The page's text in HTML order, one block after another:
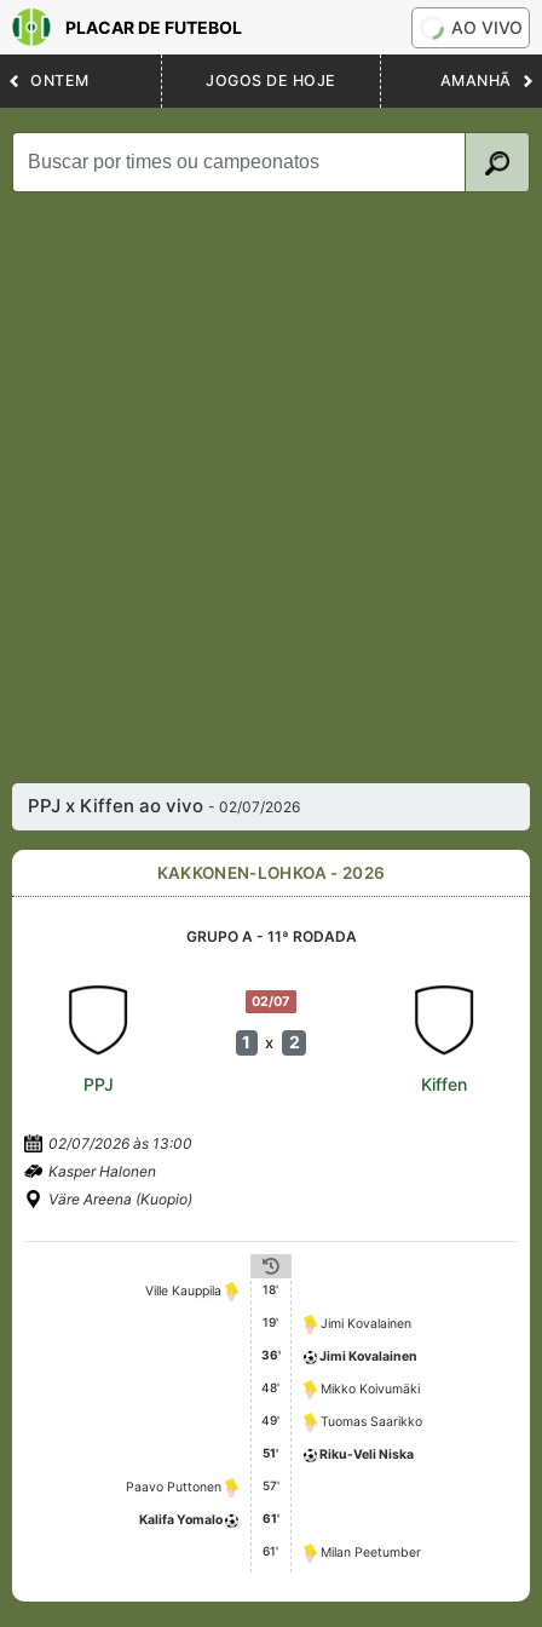
PLACAR DE FUTEBOL AO VIVO
ONTEM JOGOS DE HOJE AMANHÃ
PPJ x Kiffen ao vivo- 02/07/2026
KAKKONEN-LOHKOA - 2026
GRUPO A - 11ª RODADA
02/07
1 x 2
PPJ Kiffen
02/07/2026 às 13:00
Kasper Halonen
Väre Areena (Kuopio)
Ville Kauppila 18'
19' Jimi Kovalainen
36' Jimi Kovalainen
48' Mikko Koivumäki
49' Tuomas Saarikko
51' Riku-Veli Niska
Paavo Puttonen 57'
Kalifa Yomalo 61'
61' Milan Peetumber